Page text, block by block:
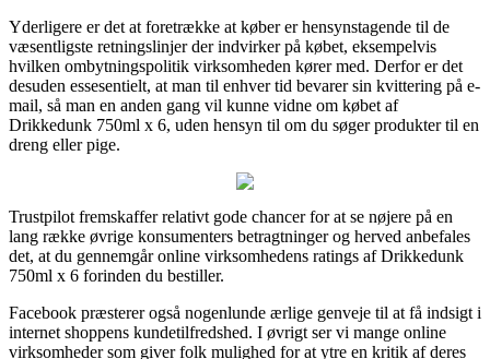
Yderligere er det at foretrække at køber er hensynstagende til de
væsentligste retningslinjer der indvirker på købet, eksempelvis
hvilken ombytningspolitik virksomheden kører med. Derfor er det
desuden essesentielt, at man til enhver tid bevarer sin kvittering på e-
mail, så man en anden gang vil kunne vidne om købet af
Drikkedunk 750ml x 6, uden hensyn til om du søger produkter til en
dreng eller pige.
Trustpilot fremskaffer relativt gode chancer for at se nøjere på en
lang række øvrige konsumenters betragtninger og herved anbefales
det, at du gennemgår online virksomhedens ratings af Drikkedunk
750ml x 6 forinden du bestiller.
Facebook præsterer også nogenlunde ærlige genveje til at få indsigt i
internet shoppens kundetilfredshed. I øvrigt ser vi mange online
virksomheder som giver folk mulighed for at ytre en kritik af deres